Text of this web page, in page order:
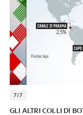
7/7
GLI ALTRI COLLI DI